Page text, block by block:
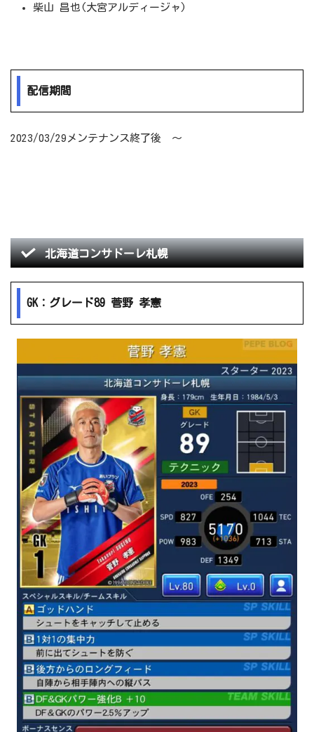
柴山 昌也(大宮アルディージャ)
配信期間
2023/03/29メンテナンス終了後 ～
北海道コンサドーレ札幌
GK：グレード89 菅野 孝憲